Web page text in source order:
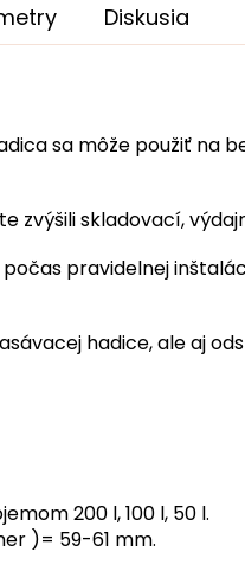
Diskusia
sa môže použiť na
zvýšili skladovací,
pravidelnej
hadice, ale aj
200 l, 100 l, 50 l.
)= 59-61 mm.